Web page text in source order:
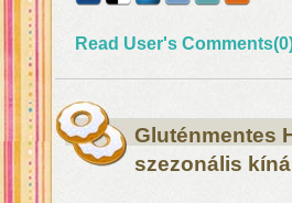
Read User's
Gluténmentes
szezonális